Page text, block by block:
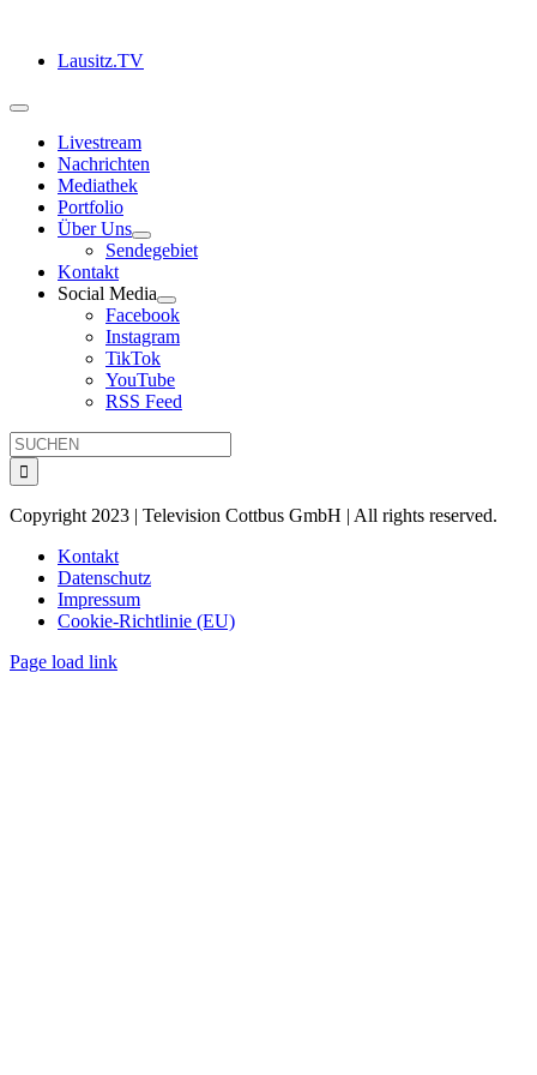
springenLausitz.TV
Toggle
NavigationLivestream
Nachrichten
Mediathek
Portfolio
Über Uns
Sendegebiet
Kontakt
Social Media
Facebook
Instagram
TikTok
YouTube
RSS Feed
Suche
nach:
Copyright 2023 | Television Cottbus GmbH | All rights reserved.
Kontakt
Datenschutz
Impressum
Cookie-Richtlinie (EU)
Page load link